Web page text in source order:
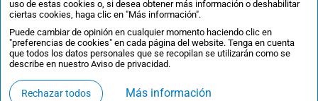
uso de estas cookies o, si desea obtener más información o deshabilitar
ciertas cookies, haga clic en "Más información".
Puede cambiar de opinión en cualquier momento haciendo clic en
"preferencias de cookies" en cada página del website. Tenga en cuenta
que todos los datos personales que se recopilan se utilizarán como se
describe en nuestro Aviso de privacidad.
Rechazar todos Más información